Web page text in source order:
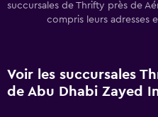
succursales de Thrifty près de
compris leurs adresses
Voir les succursales
de Abu Dhabi Zayed